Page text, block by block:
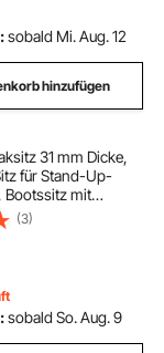
sobald Mi. Aug. 12
hinzufügen
31 mm Dicke,
für Stand-Up-
Bootssitz mit
&
für SUP
Kajak
(3)
sobald So. Aug. 9